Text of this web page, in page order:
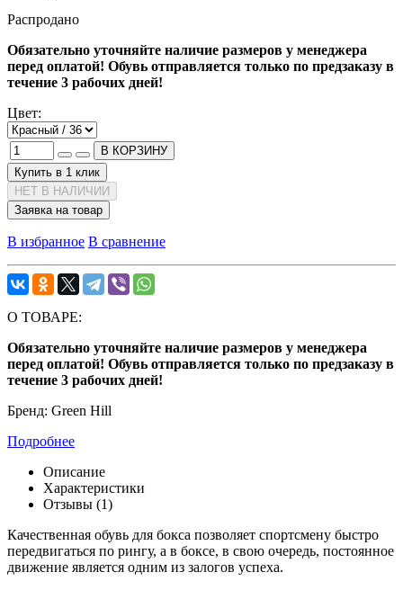
Распродано
Обязательно уточняйте наличие размеров у менеджера
перед оплатой! Обувь отправляется только по предзаказу в
течение 3 рабочих дней!
Цвет:
В КОРЗИНУ
Купить в 1 клик
НЕТ В НАЛИЧИИ
Заявка на товар
В избранное В сравнение
О ТОВАРЕ:
Обязательно уточняйте наличие размеров у менеджера
перед оплатой! Обувь отправляется только по предзаказу в
течение 3 рабочих дней!
Бренд: Green Hill
Подробнее
Описание
Характеристики
Отзывы (1)
Качественная обувь для бокса позволяет спортсмену быстро
передвигаться по рингу, а в боксе, в свою очередь, постоянное
движение является одним из залогов успеха.